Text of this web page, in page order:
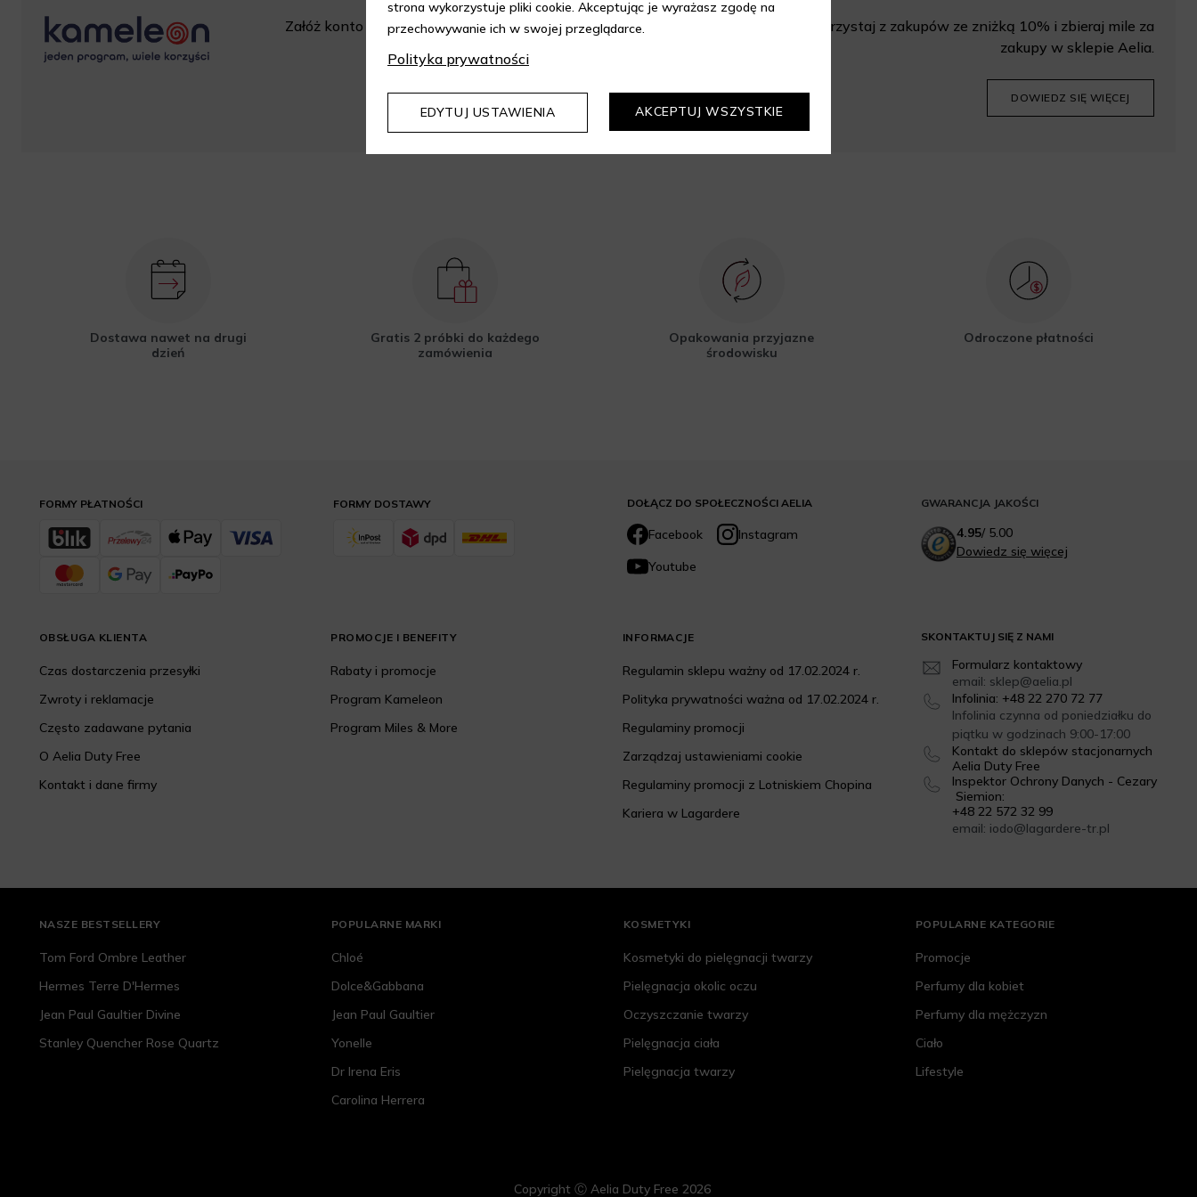
Załóż konto w sklepie Aelia i korzystaj z
DOWIEDZ SIĘ WIĘCEJ
Korzystaj z zakupów ze zniżką 10% i zbieraj mile za
zakupy w sklepie Aelia.
DOWIEDZ SIĘ WIĘCEJ
Dostawa nawet na drugi
dzień
Gratis 2 próbki do każdego
zamówienia
Opakowania przyjazne
środowisku
Odroczone płatności
DOŁĄCZ DO SPOŁECZNOŚCI AELIA
Facebook
Instagram
Youtube
SKONTAKTUJ SIĘ Z NAMI
Formularz kontaktowy
email: sklep@aelia.pl
Infolinia: +48 22 270 72 77
Infolinia czynna od poniedziałku do
piątku w godzinach 9:00-17:00
Kontakt do sklepów stacjonarnych
Aelia Duty Free
Inspektor Ochrony Danych - Cezary
Siemion:
+48 22 572 32 99
email: iodo@lagardere-tr.pl
FORMY DOSTAWY
FORMY PŁATNOŚCI
OBSŁUGA KLIENTA
Czas dostarczenia przesyłki
Zwroty i reklamacje
Często zadawane pytania
O Aelia Duty Free
Kontakt i dane firmy
PROMOCJE I BENEFITY
Rabaty i promocje
Program Kameleon
Program Miles & More
INFORMACJE
Regulamin sklepu ważny od 17.02.2024 r.
Polityka prywatności ważna od 17.02.2024 r.
Regulaminy promocji
Zarządzaj ustawieniami cookie
Regulaminy promocji z Lotniskiem Chopina
Kariera w Lagardere
GWARANCJA JAKOŚCI
4.95/5.00
Dowiedz się więcej
NASZE BESTSELLERY
Tom Ford Ombre Leather
Hermes Terre D'Hermes
Jean Paul Gaultier Divine
Stanley Quencher Rose Quartz
POPULARNE MARKI
Chloé
Dolce&Gabbana
Jean Paul Gaultier
Yonelle
Dr Irena Eris
Carolina Herrera
KOSMETYKI
Kosmetyki do pielęgnacji twarzy
Pielęgnacja okolic oczu
Oczyszczanie twarzy
Pielęgnacja ciała
Pielęgnacja twarzy
POPULARNE KATEGORIE
Promocje
Perfumy dla kobiet
Perfumy dla mężczyzn
Ciało
Lifestyle
Copyright Ⓒ Aelia Duty Free 2026
strona wykorzystuje pliki cookie. Akceptując je wyrażasz zgodę na
przechowywanie ich w swojej przeglądarce.
Polityka prywatności
EDYTUJ USTAWIENIA AKCEPTUJ WSZYSTKIE